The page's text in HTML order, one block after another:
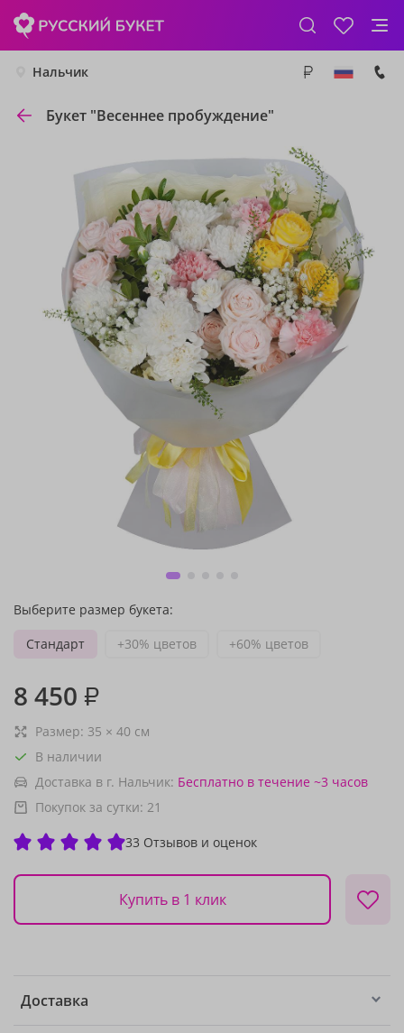
Нальчик
Букет "Весеннее пробуждение"
Выберите размер букета:
Стандарт
+30% цветов +60% цветов
8 450 ₽
Размер: 35 × 40 см
В наличии
Доставка в г. Нальчик: Бесплатно в течение ~3 часов
Покупок за сутки: 21
33 Отзывов и оценок
Купить в 1 клик
Доставка